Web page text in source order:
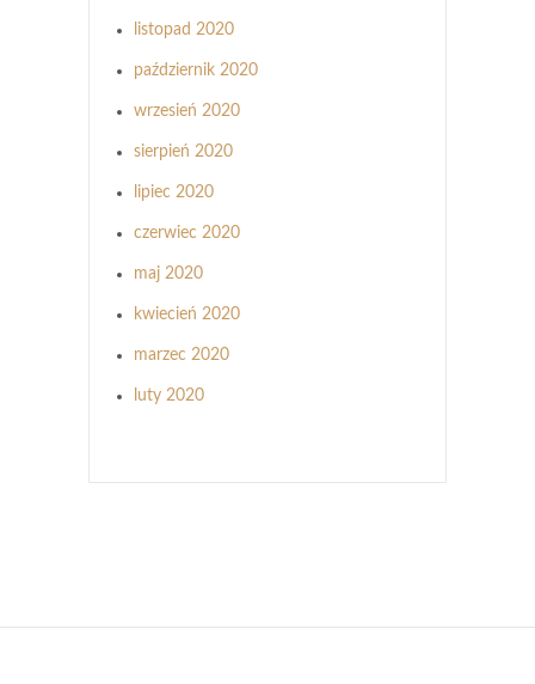
listopad 2020
październik 2020
wrzesień 2020
sierpień 2020
lipiec 2020
czerwiec 2020
maj 2020
kwiecień 2020
marzec 2020
luty 2020